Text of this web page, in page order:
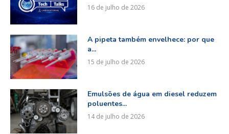
16 de julho de 2026
A pipeta também envelhece: por que
a...
15 de julho de 2026
Emulsões de água em diesel reduzem
poluentes...
14 de julho de 2026